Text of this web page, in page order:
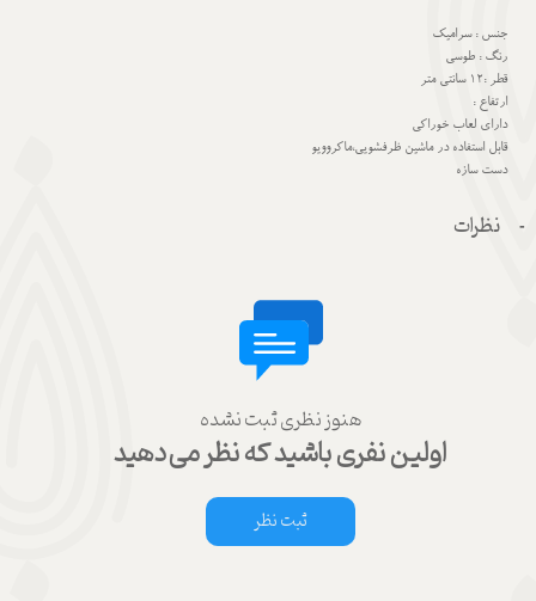
جنس : سرامیک
رنگ : طوسی
قطر :12 سانتی متر
ارتفاع :
دارای لعاب خوراکی
قابل استفاده در ماشین ظرفشویی،ماکروویو
دست سازه
نظرات
هنوز نظری ثبت نشده
اولین نفری باشید که نظر می‌دهید
ثبت نظر